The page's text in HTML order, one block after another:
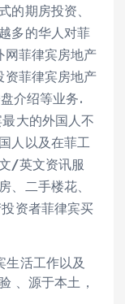
的期房投资、
多的华人对菲
网菲律宾房地产
资菲律宾房地产
介绍等业务.
大的外国人不
人以及在菲工
/英文资讯服
、二手楼花、
资者菲律宾买
生活工作以及
、源于本土，